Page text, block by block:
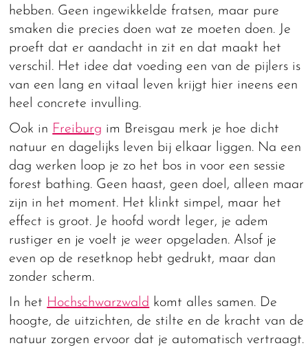
hebben. Geen ingewikkelde fratsen, maar pure
smaken die precies doen wat ze moeten doen. Je
proeft dat er aandacht in zit en dat maakt het
verschil. Het idee dat voeding een van de pijlers is
van een lang en vitaal leven krijgt hier ineens een
heel concrete invulling.
Ook in Freiburg im Breisgau merk je hoe dicht
natuur en dagelijks leven bij elkaar liggen. Na een
dag werken loop je zo het bos in voor een sessie
forest bathing. Geen haast, geen doel, alleen maar
zijn in het moment. Het klinkt simpel, maar het
effect is groot. Je hoofd wordt leger, je adem
rustiger en je voelt je weer opgeladen. Alsof je
even op de resetknop hebt gedrukt, maar dan
zonder scherm.
In het Hochschwarzwald komt alles samen. De
hoogte, de uitzichten, de stilte en de kracht van de
natuur zorgen ervoor dat je automatisch vertraagt.